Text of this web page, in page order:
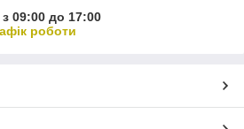
09:00 до 17:00
роботи